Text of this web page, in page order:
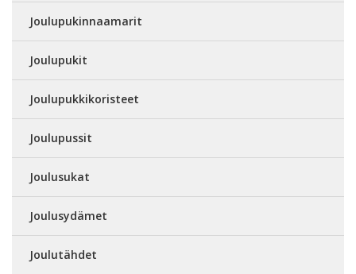
Joulupukinnaamarit
Joulupukit
Joulupukkikoristeet
Joulupussit
Joulusukat
Joulusydämet
Joulutähdet